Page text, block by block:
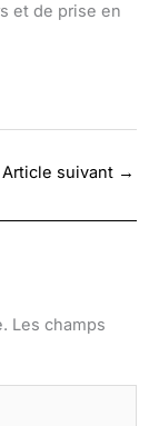
et de prise en
Article suivant →
Les champs